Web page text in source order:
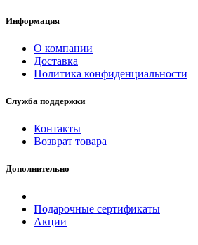
Информация
О компании
Доставка
Политика конфиденциальности
Служба поддержки
Контакты
Возврат товара
Дополнительно
Подарочные сертификаты
Акции